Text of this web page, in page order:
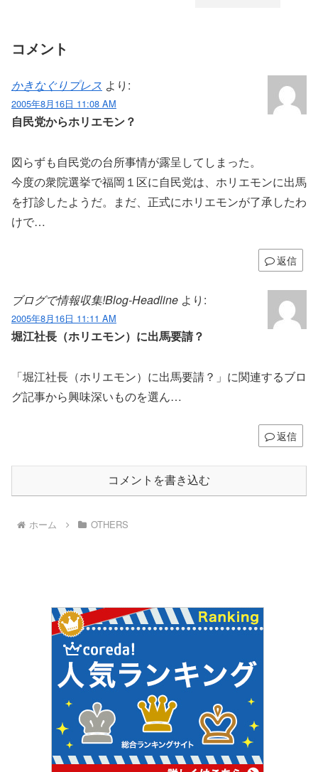
コメント
かきなぐりプレス より:
2005年8月16日 11:08 AM
自民党からホリエモン？
図らずも自民党の台所事情が露呈してしまった。
今度の衆院選挙で福岡１区に自民党は、ホリエモンに出馬
を打診したようだ。まだ、正式にホリエモンが了承したわ
けで…
返信
ブログで情報収集!Blog-Headline より:
2005年8月16日 11:11 AM
堀江社長（ホリエモン）に出馬要請？
「堀江社長（ホリエモン）に出馬要請？」に関連するブロ
グ記事から興味深いものを選ん…
返信
コメントを書き込む
ホーム OTHERS